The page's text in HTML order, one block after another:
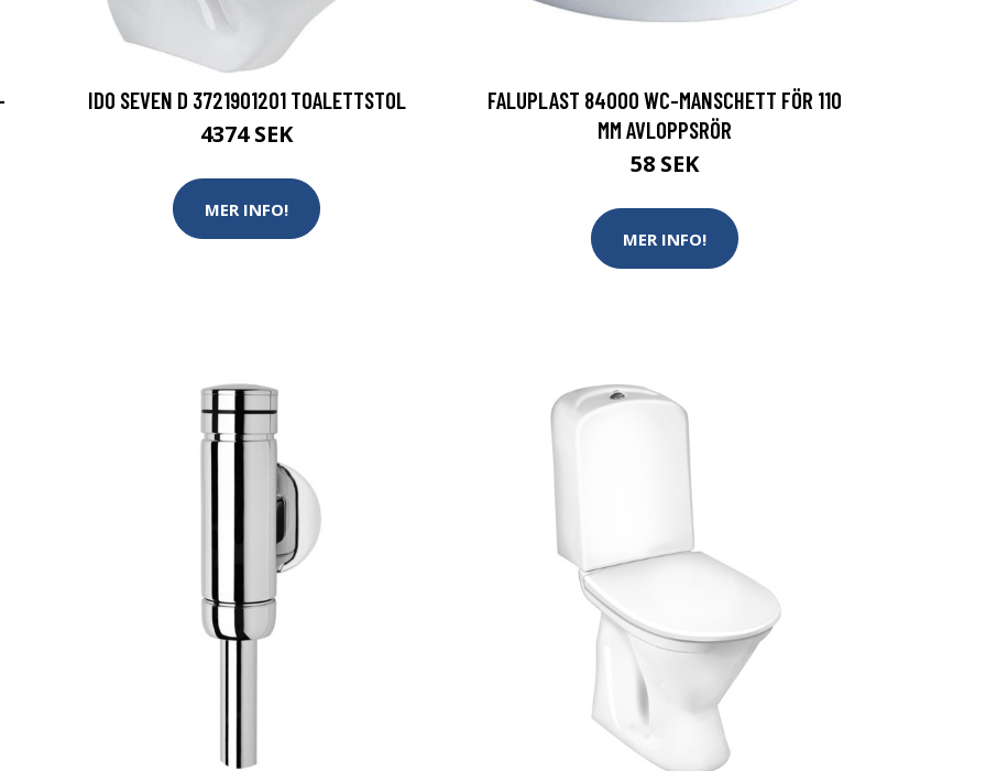
IDO SEVEN D 3721901201 TOALETTSTOL
4374 SEK
MER INFO!
FALUPLAST 84000 WC-MANSCHETT FÖR 110
MM AVLOPPSRÖR
58 SEK
MER INFO!